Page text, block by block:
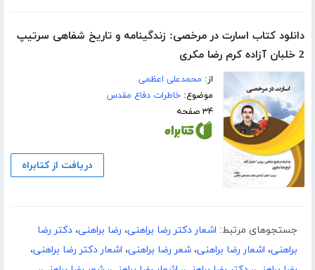
دانلود کتاب اسارت در مرخصی: زندگینامه و تاریخ شفاهی سرتیپ
2 خلبان آزاده کرم رضا مکری
از: محمدعلی اعظمی
موضوع:خاطرات دفاع مقدس
۳۴ صفحه
دریافت از کتابراه
جستجوهای مرتبط: اشعار دکتر رضا براهنی، رضا براهنی، دکتر رضا
براهنی، اشعار رضا براهنی، شعر رضا براهنی، اشعار دکتر رضا براهنی،